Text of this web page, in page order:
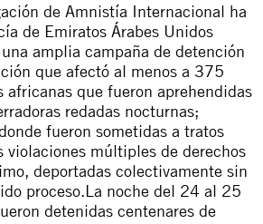
de Amnistía Internacional ha
de Emiratos Árabes Unidos
amplia campaña de detención
que afectó al menos a 375
africanas que fueron aprehendidas
redadas nocturnas;
fueron sometidas a tratos
violaciones múltiples de derechos
deportadas colectivamente sin
proceso.La noche del 24 al 25
detenidas centenares de